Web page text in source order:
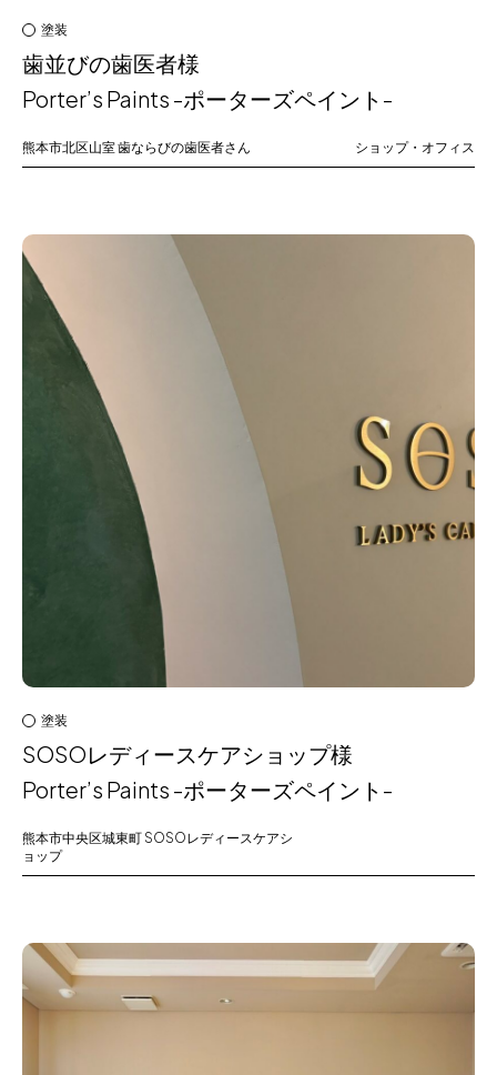
塗装
歯並びの歯医者様
Porter’s Paints -ポーターズペイント-
熊本市北区山室歯ならびの歯医者さん ショップ・オフィス
塗装
SOSOレディースケアショップ様
Porter’s Paints -ポーターズペイント-
熊本市中央区城東町 SOSOレディースケアシ
ョップ